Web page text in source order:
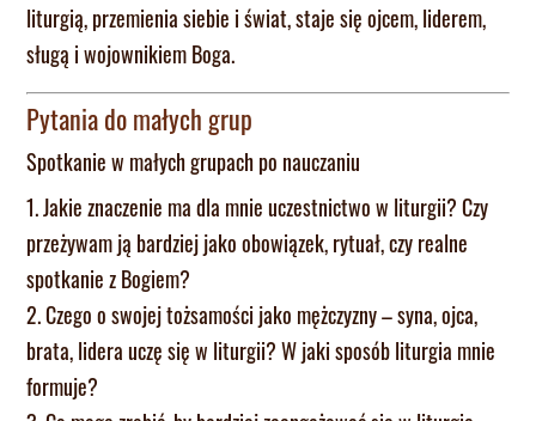
liturgią, przemienia siebie i świat, staje się ojcem, liderem,
sługą i wojownikiem Boga.
Pytania do małych grup
Spotkanie w małych grupach po nauczaniu
1. Jakie znaczenie ma dla mnie uczestnictwo w liturgii? Czy
przeżywam ją bardziej jako obowiązek, rytuał, czy realne
spotkanie z Bogiem?
2. Czego o swojej tożsamości jako mężczyzny – syna, ojca,
brata, lidera uczę się w liturgii? W jaki sposób liturgia mnie
formuje?